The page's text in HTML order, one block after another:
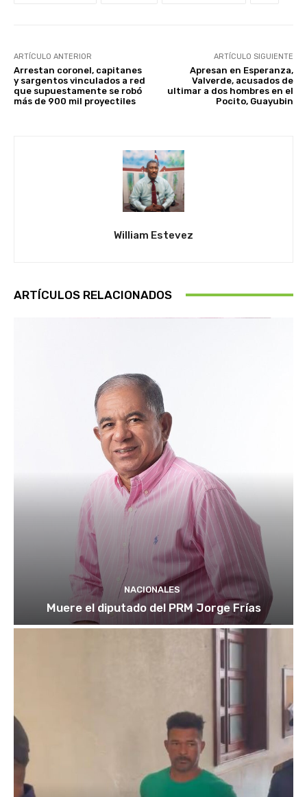
ARTÍCULO ANTERIOR
Arrestan coronel, capitanes
y sargentos vinculados a red
que supuestamente se robó
más de 900 mil proyectiles
ARTÍCULO SIGUIENTE
Apresan en Esperanza,
Valverde, acusados de
ultimar a dos hombres en el
Pocito, Guayubin
William Estevez
ARTÍCULOS RELACIONADOS
NACIONALES
Muere el diputado del PRM Jorge Frías